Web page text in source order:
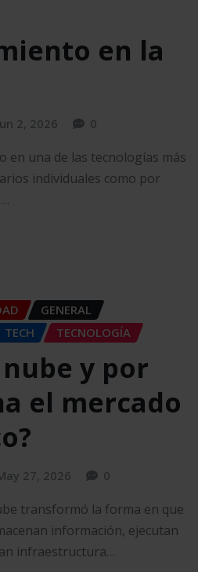
en la
2, 2026 0
en una de las tecnologías más
individuales como por
GENERAL
TECH TECNOLOGÍA
y por
el mercado
27, 2026 0
transformó la forma en que
información, ejecutan
infraestructura…